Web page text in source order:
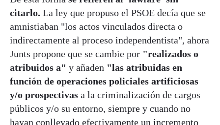
citarlo. La ley que propuso el PSOE decía que se
amnistiaban "los actos vinculados directa o
indirectamente al proceso independentista", ahora
Junts propone que se cambie por "realizados o
atribuidos a" y añaden "las atribuidas en
función de operaciones policiales artificiosas
y/o prospectivas a la criminalización de cargos
públicos y/o su entorno, siempre y cuando no
hayan conllevado efectivamente un incremento